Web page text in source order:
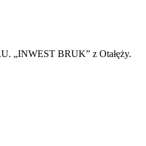
„INWEST BRUK” z Otałęży.